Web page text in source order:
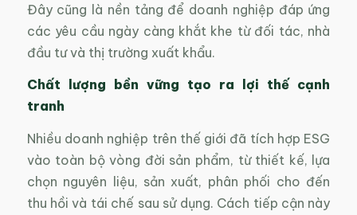
Đây cũng là nền tảng để doanh nghiệp đáp ứng
các yêu cầu ngày càng khắt khe từ đối tác, nhà
đầu tư và thị trường xuất khẩu.
Chất lượng bền vững tạo ra lợi thế cạnh
tranh
Nhiều doanh nghiệp trên thế giới đã tích hợp ESG
vào toàn bộ vòng đời sản phẩm, từ thiết kế, lựa
chọn nguyên liệu, sản xuất, phân phối cho đến
thu hồi và tái chế sau sử dụng. Cách tiếp cận này